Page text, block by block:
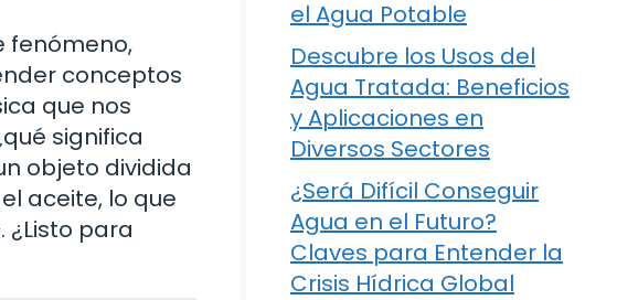
fenómeno,
conceptos
que nos
significa
objeto dividida
aceite, lo que
para
el Agua Potable
Descubre los Usos del
Agua Tratada: Beneficios
y Aplicaciones en
Diversos Sectores
¿Será Difícil Conseguir
Agua en el Futuro?
Claves para Entender la
Crisis Hídrica Global